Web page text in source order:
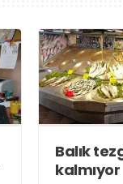
Balık
kalmıyor